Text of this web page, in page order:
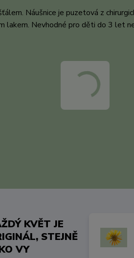
Náušnice je puzetová z
lakem. Nevhodné pro děti do 3 let
KVĚT JE
STEJNĚ
VY